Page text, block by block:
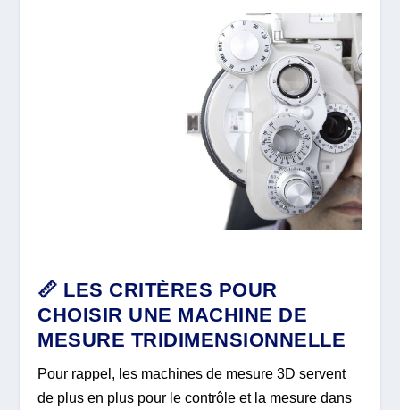
📏 LES CRITÈRES POUR
CHOISIR UNE MACHINE DE
MESURE TRIDIMENSIONNELLE
Pour rappel, les machines de mesure 3D servent
de plus en plus pour le contrôle et la mesure dans